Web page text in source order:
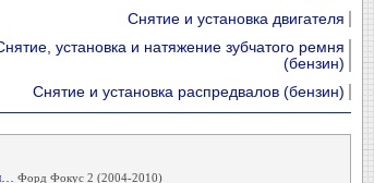
Снятие и установка двигателя
установка и натяжение зубчатого ремня
(бензин)
Снятие и установка распредвалов (бензин)
Форд Фокус 2 (2004-2010)